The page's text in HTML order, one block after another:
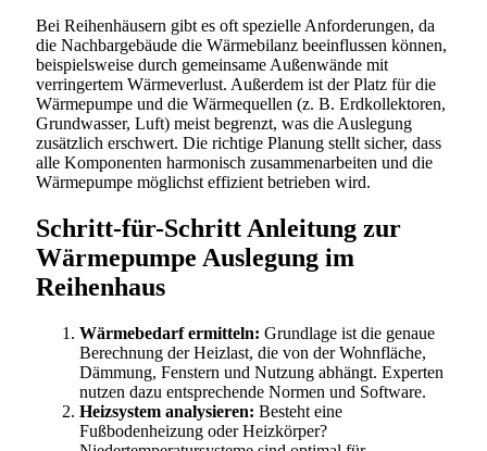
Bei Reihenhäusern gibt es oft spezielle Anforderungen, da
die Nachbargebäude die Wärmebilanz beeinflussen können,
beispielsweise durch gemeinsame Außenwände mit
verringertem Wärmeverlust. Außerdem ist der Platz für die
Wärmepumpe und die Wärmequellen (z. B. Erdkollektoren,
Grundwasser, Luft) meist begrenzt, was die Auslegung
zusätzlich erschwert. Die richtige Planung stellt sicher, dass
alle Komponenten harmonisch zusammenarbeiten und die
Wärmepumpe möglichst effizient betrieben wird.
Schritt-für-Schritt Anleitung zur
Wärmepumpe Auslegung im
Reihenhaus
Wärmebedarf ermitteln: Grundlage ist die genaue
Berechnung der Heizlast, die von der Wohnfläche,
Dämmung, Fenstern und Nutzung abhängt. Experten
nutzen dazu entsprechende Normen und Software.
Heizsystem analysieren: Besteht eine
Fußbodenheizung oder Heizkörper?